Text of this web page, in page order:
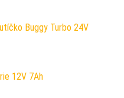
Buggy Turbo 24V
12V 7Ah